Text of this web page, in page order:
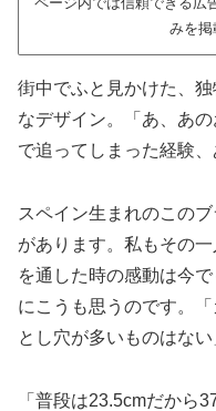
みを掲
街中でふと見かけた、
なデザイン。「あ、あ
で追ってしまった経験、
スペイン生まれのこの
があります。私もその
を通した時の感動は今
にこうも思うのです。
とし穴が多いものはない
「普段は23.5cmだから